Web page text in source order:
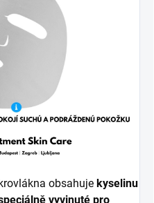
obsahuje kyselinu
vyvinuté pro